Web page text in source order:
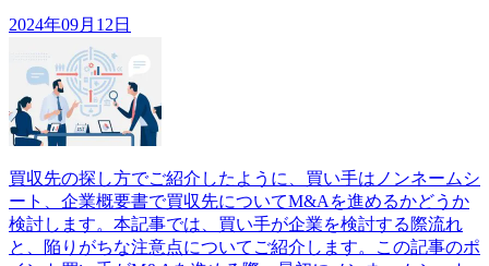
2024年09月12日
買収先の探し方でご紹介したように、買い手はノンネームシ
ート、企業概要書で買収先についてM&Aを進めるかどうか
検討します。本記事では、買い手が企業を検討する際流れ
と、陥りがちな注意点についてご紹介します。この記事のポ